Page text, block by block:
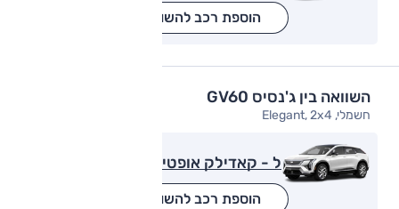
הוספת רכב להשוואה
השוואה בין ג'נסיס GV60
חשמלי, Elegant, 2x4
ל - קאדילק אופטיק
הוספת רכב להשוואה